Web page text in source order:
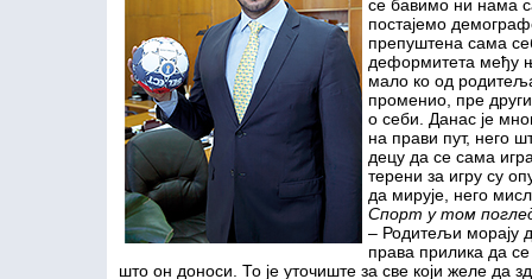
се бавимо ни нама
постајемо
препуштена сама
деформитета међу
мало ко од
променио, пре
о себи. Данас је
на прави пут, него
децу да се сама
терени за игру су
да мирује, него
Спорт у том
– Родитељи морају
права прилика да се
што он доноси. То је уточиште за све који желе да